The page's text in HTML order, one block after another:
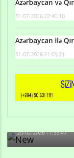
Azərbaycan və
31-07-2026 22:40:10
Azərbaycan ilə
31-07-2026 21:05:21
Qulu
20-02-2026 17:55:47
Məni bura
olan və...